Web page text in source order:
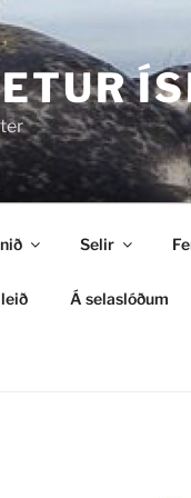
Selir
Á selaslóðum